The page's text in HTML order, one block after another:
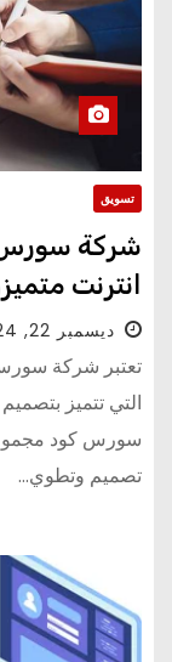
تسويق
شركة سورس
انترنت
ديسمبر 22, 2024
تعتبر شركة
التي تتميز
سورس كود
تصميم وتطوي...